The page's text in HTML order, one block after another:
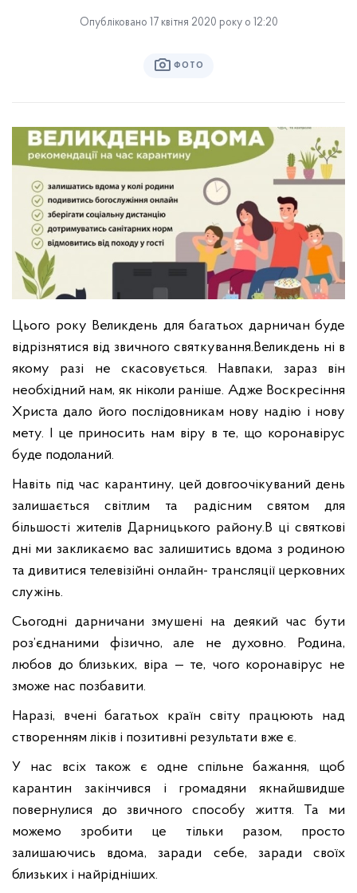
Опубліковано 17 квітня 2020 року о 12:20
ФОТО
Цього року Великдень для багатьох дарничан буде
відрізнятися від звичного святкування. Великдень ні в
якому разі не скасовується. Навпаки, зараз він
необхідний нам, як ніколи раніше. Адже Воскресіння
Христа дало його послідовникам нову надію і нову
мету. І це приносить нам віру в те, що коронавірус
буде подоланий.
Навіть під час карантину, цей довгоочікуваний день
залишається світлим та радісним святом для
більшості жителів Дарницького району. В ці святкові
дні ми закликаємо вас залишитись вдома з родиною
та дивитися телевізійні онлайн- трансляції церковних
служінь.
Сьогодні дарничани змушені на деякий час бути
роз’єднаними фізично, але не духовно. Родина,
любов до близьких, віра — те, чого коронавірус не
зможе нас позбавити.
Наразі, вчені багатьох країн світу працюють над
створенням ліків і позитивні результати вже є.
У нас всіх також є одне спільне бажання, щоб
карантин закінчився і громадяни якнайшвидше
повернулися до звичного способу життя. Та ми
можемо зробити це тільки разом, просто
залишаючись вдома, заради себе, заради своїх
близьких і найрідніших.